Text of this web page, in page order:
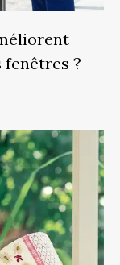
fenêtres ?